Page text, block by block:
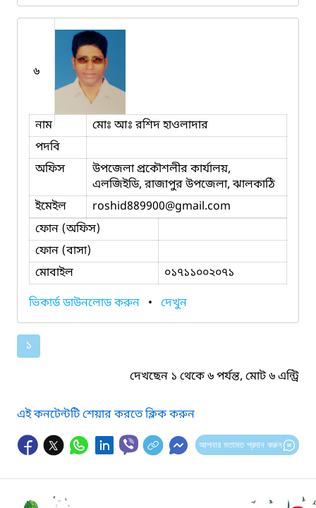
৬
নাম
মোঃ আঃ রশিদ হাওলাদার
পদবি
অফিস
উপজেলা প্রকৌশলীর কার্যালয়,
এলজিইডি, রাজাপুর উপজেলা, ঝালকাঠি
ইমেইল
roshid889900@gmail.com
ফোন (অফিস)
ফোন (বাসা)
মোবাইল
০১৭১১০০২০৭১
ভিকার্ড ডাউনলোড করুন • দেখুন
১
দেখছেন ১ থেকে ৬ পর্যন্ত, মোট ৬ এন্ট্রি
এই কনটেন্টটি শেয়ার করতে ক্লিক করুন
আপনার মতামত প্রদান করুন